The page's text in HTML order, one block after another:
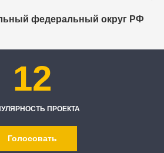
федеральный округ РФ
12
ПРОЕКТА
Голосовать